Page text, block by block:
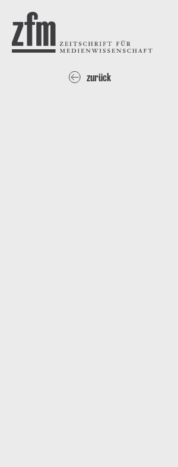
ZEITSCHRIFT FÜR
MEDIENWISSENSCHAFT
Paula Irene Villa
zurück